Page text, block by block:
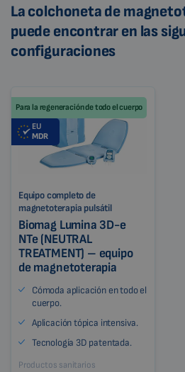
La colchoneta de
puede encontrar en las
configuraciones
Para la regeneración de todo el cuerpo
EU
MDR
Equipo completo de
magnetoterapia pulsátil
Biomag Lumina 3D-e
NTe (NEUTRAL
TREATMENT) – equipo
de magnetoterapia
Cómoda aplicación en todo el
cuerpo.
Aplicación tópica intensiva.
Tecnología 3D patentada.
Productos sanitarios